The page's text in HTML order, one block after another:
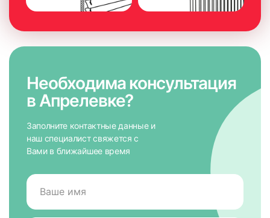
Необходима консультация
в Апрелевке?
Заполните контактные данные и
наш специалист свяжется с
Вами в ближайшее время